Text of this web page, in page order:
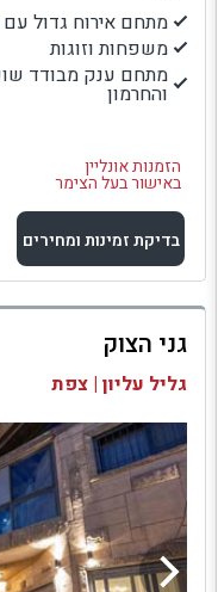
מתחם אירוח גדול עם 4 סוויטות
משפחות וזוגות
מתחם ענק מבודד
והחרמון
הזמנות אונליין
באישור בעל הצימר
בדיקת זמינות ומחירים
למתחם זה
בדיקת זמינות ומחירים
גני הצוק
גליל עליון | צפת